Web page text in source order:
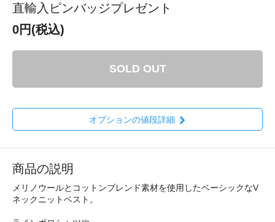
直輸入ピンバッジプレゼント
0円(税込)
SOLD OUT
オプションの値段詳細
商品の説明
メリノウールとコットンブレンド素材を使用したベーシックなV
ネックニットベスト。